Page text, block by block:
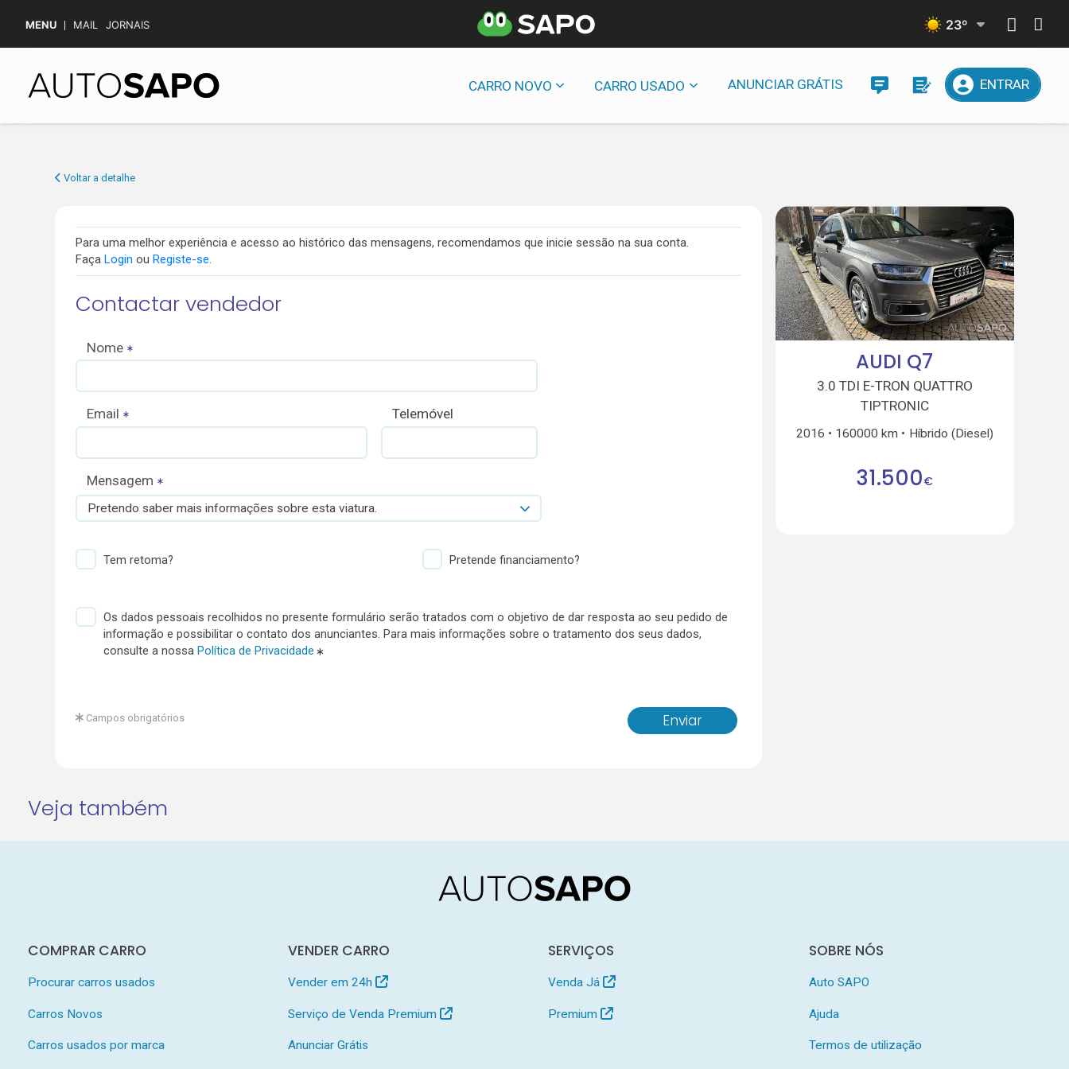
MENU MAIL JORNAIS 23º
CARRO NOVO CARRO USADO ANUNCIAR GRÁTIS ENTRAR
Voltar a detalhe
Para uma melhor experiência e acesso ao histórico das mensagens, recomendamos que inicie sessão na sua conta.
Faça Login ou Registe-se.
Contactar vendedor
Nome
Email Telemóvel
Mensagem
Pretendo saber mais informações sobre esta viatura.
Tem retoma? Pretende financiamento?
Os dados pessoais recolhidos no presente formulário serão tratados com o objetivo de dar resposta ao seu pedido de
informação e possibilitar o contato dos anunciantes. Para mais informações sobre o tratamento dos seus dados,
consulte a nossa Política de Privacidade
Enviar
Campos obrigatórios
AUDI Q7
3.0 TDI E-TRON QUATTRO
TIPTRONIC
2016 160000 km Híbrido (Diesel)
31.500€
Veja também
COMPRAR CARRO
Procurar carros usados
Carros Novos
Carros usados por marca
VENDER CARRO
Vender em 24h
Serviço de Venda Premium
Anunciar Grátis
SERVIÇOS
Venda Já
Premium
SOBRE NÓS
Auto SAPO
Ajuda
Termos de utilização